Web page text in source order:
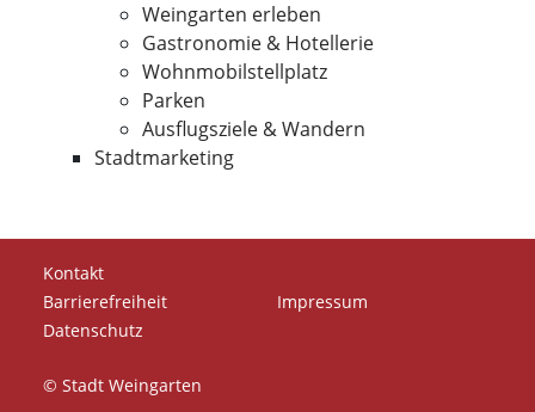
Weingarten erleben
Gastronomie & Hotellerie
Wohnmobilstellplatz
Parken
Ausflugsziele & Wandern
Stadtmarketing
Kontakt
Barrierefreiheit
Impressum
Datenschutz
© Stadt Weingarten